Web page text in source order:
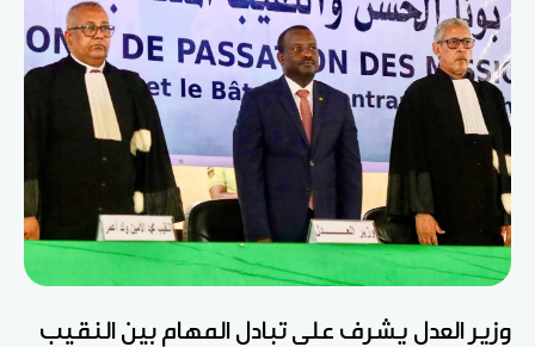
وزير العدل يشرف على تبادل المهام بين النقيب